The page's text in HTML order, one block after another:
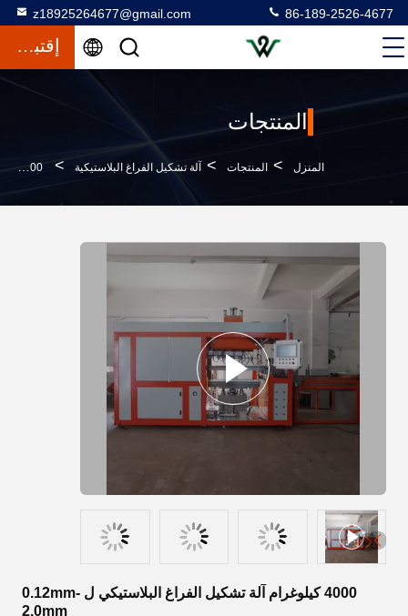
z18925264677@gmail.com 86-189-2526-4677
إقتباس
المنتجات
المنزل > المنتجات > آلة تشكيل الفراغ البلاستيكية > 4000 كيلوغرام آلة تشكيل الفراغ البلاستيكي ل 0.12mm-2.0mm
4000 كيلوغرام آلة تشكيل الفراغ البلاستيكي ل 0.12mm-
2.0mm